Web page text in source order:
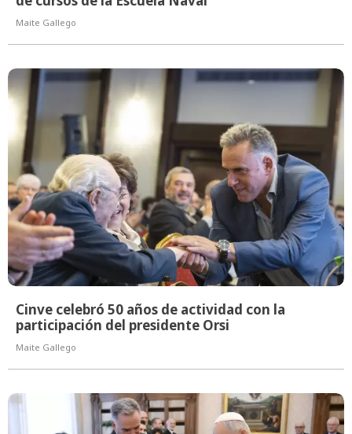
Maite Gallego
Cinve celebró 50 años de actividad con la
participación del presidente Orsi
Maite Gallego